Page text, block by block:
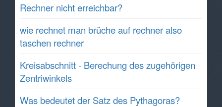
Rechner nicht erreichbar?
wie rechnet man brüche auf rechner also
taschen rechner
Kreisabschnitt - Berechung des zugehörigen
Zentriwinkels
Was bedeutet der Satz des Pythagoras?